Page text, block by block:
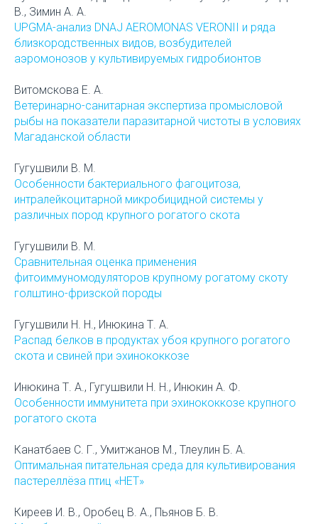
В., Зимин А. А.
UPGMA-анализ DNAJ AEROMONAS VERONII и ряда
близкородственных видов, возбудителей
аэромонозов у культивируемых гидробионтов
Витомскова Е. А.
Ветеринарно-санитарная экспертиза промысловой
рыбы на показатели паразитарной чистоты в условиях
Магаданской области
Гугушвили В. М.
Особенности бактериального фагоцитоза,
интралейкоцитарной микробицидной системы у
различных пород крупного рогатого скота
Гугушвили В. М.
Сравнительная оценка применения
фитоиммуномодуляторов крупному рогатому скоту
голштино-фризской породы
Гугушвили Н. Н., Инюкина Т. А.
Распад белков в продуктах убоя крупного рогатого
скота и свиней при эхинококкозе
Инюкина Т. А., Гугушвили Н. Н., Инюкин А. Ф.
Особенности иммунитета при эхинококкозе крупного
рогатого скота
Канатбаев С. Г., Умитжанов М., Тлеулин Б. А.
Оптимальная питательная среда для культивирования
пастереллёза птиц «НЕТ»
Киреев И. В., Оробец В. А., Пьянов Б. В.